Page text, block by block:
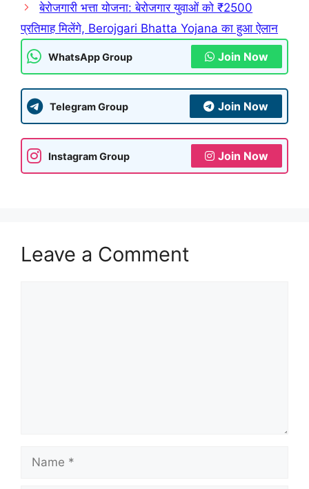
बेरोजगारी भत्ता योजना: बेरोजगार युवाओं को ₹2500
प्रतिमाह मिलेंगे, Berojgari Bhatta Yojana का हुआ ऐलान
WhatsApp Group Join Now
Telegram Group Join Now
Instagram Group Join Now
Leave a Comment
Name